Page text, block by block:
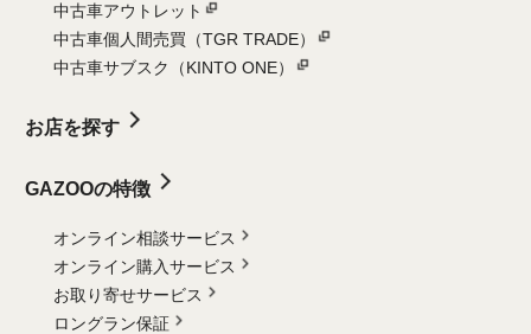
中古車アウトレット
中古車個人間売買（TGR TRADE）
中古車サブスク（KINTO ONE）
お店を探す
GAZOOの特徴
オンライン相談サービス
オンライン購入サービス
お取り寄せサービス
ロングラン保証